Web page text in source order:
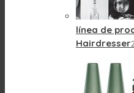
línea de
Hairdresser